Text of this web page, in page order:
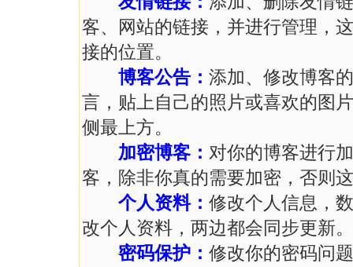
客、网站的链接，并进行管理，
接的位置。
博客公告： 添加、修改博客
言，贴上自己的照片或喜欢的图
侧最上方。
加密博客： 对你的博客进行
客，除非你真的需要加密，否则
个人资料： 修改个人信息，
改个人资料，两边都会同步更新。
密码保护： 修改你的密码问